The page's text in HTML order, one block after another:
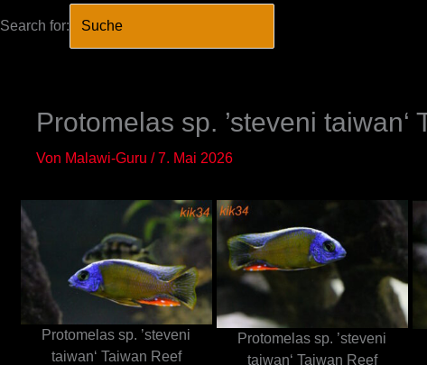
Search for:
Protomelas sp. ’steveni taiwan‘
Von Malawi-Guru /7. Mai 2026
Protomelas sp. ’steveni
taiwan‘ Taiwan Reef
Protomelas sp. ’steveni
taiwan‘ Taiwan Reef